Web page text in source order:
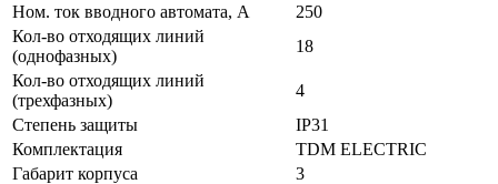
Ном. ток вводного автомата, А
250
Кол-во отходящих линий
(однофазных)
18
Кол-во отходящих линий
(трехфазных)
4
Степень защиты
IP31
Комплектация
TDM ELECTRIC
Габарит корпуса
3